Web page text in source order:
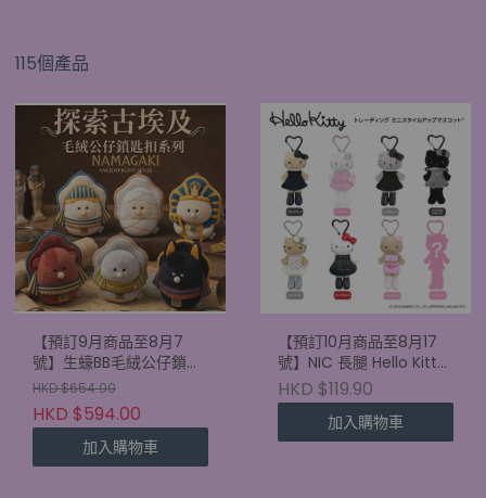
115個產品
【預訂9月商品至8月7
號】生蠔BB毛絨公仔鎖匙
扣 古埃及盲盒 (原盒6款)
HKD $654.00
HKD $594.00
加入購物車
【預訂10月商品至8月17
號】NIC 長腿 Hello Kitty
盲盒 mini 版 (單盒)
HKD $119.90
加入購物車